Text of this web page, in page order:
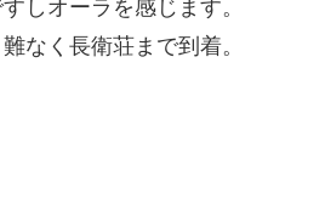
しオーラを感じます。
なく長衛荘まで到着。